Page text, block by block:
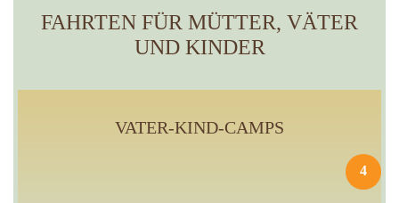
FAHRTEN FÜR MÜTTER, VÄTER
UND KINDER
VATER-KIND-CAMPS
4